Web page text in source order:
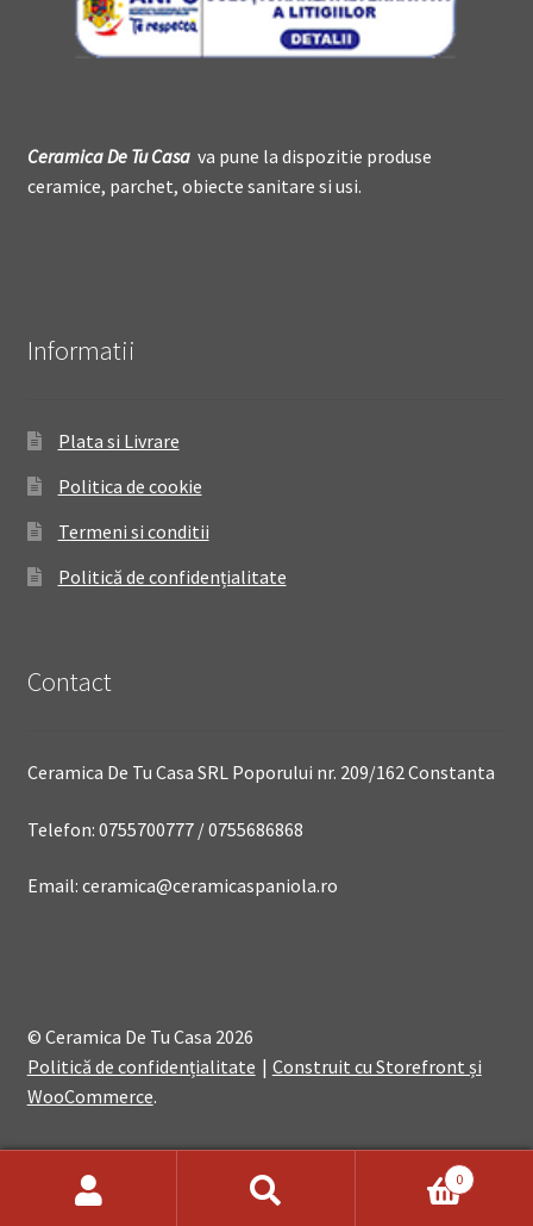
Ceramica DeTu Casava pune la dispozitie produse
ceramice, parchet, obiecte sanitare si usi.
Informatii
Plata si Livrare
Politica de cookie
Termeni si conditii
Politică de confidențialitate
Contact
Ceramica De Tu Casa SRL Poporului nr. 209/162 Constanta
Telefon: 0755700777 / 0755686868
Email: ceramica@ceramicaspaniola.ro
© Ceramica De Tu Casa 2026
Politică de confidențialitate
Construit cu Storefront și
WooCommerce.
0